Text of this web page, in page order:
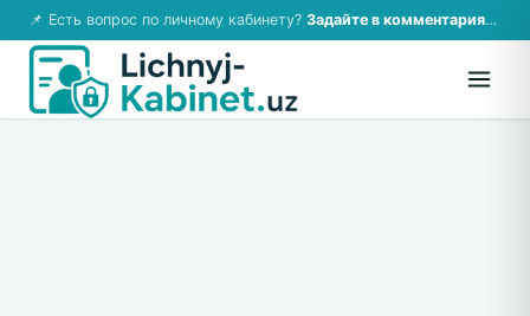
📌 Есть вопрос по личному кабинету? Задайте в комментариях — ответим!